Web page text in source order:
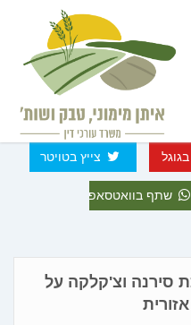
והרצאות
צייץ בטויטר
שתף בוואטסאפ
סירנה וצ'קלקה על